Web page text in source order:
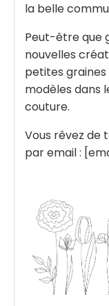
la belle
Peut-être que
nouvelles
petites
modèles dans
couture.
Vous rêvez
par email :